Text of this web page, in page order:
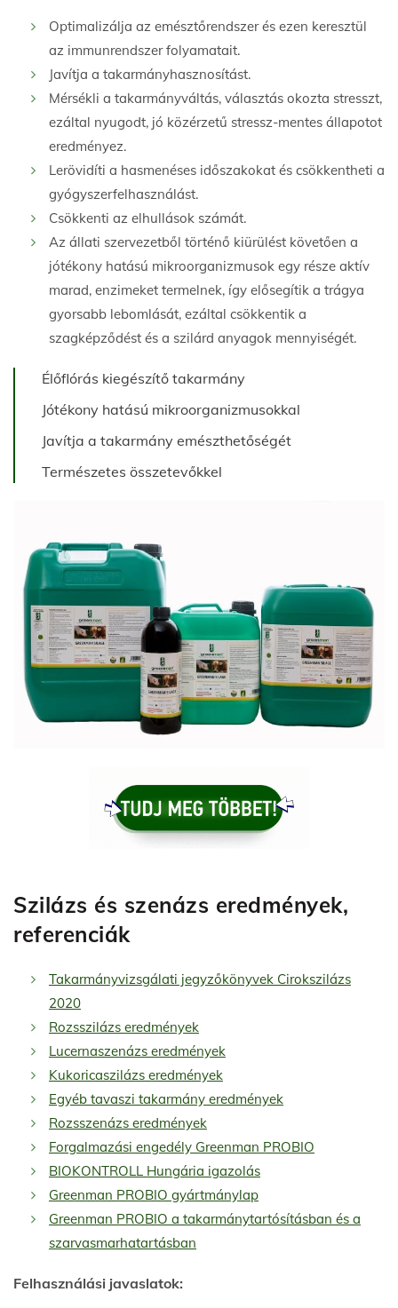
Optimalizálja az emésztőrendszer és ezen keresztül
az immunrendszer folyamatait.
Javítja a takarmányhasznosítást.
Mérsékli a takarmányváltás, választás okozta stresszt,
ezáltal nyugodt, jó közérzetű stressz-mentes állapotot
eredményez.
Lerövidíti a hasmenéses időszakokat és csökkentheti a
gyógyszerfelhasználást.
Csökkenti az elhullások számát.
Az állati szervezetből történő kiürülést követően a
jótékony hatású mikroorganizmusok egy része aktív
marad, enzimeket termelnek, így elősegítik a trágya
gyorsabb lebomlását, ezáltal csökkentik a
szagképződést és a szilárd anyagok mennyiségét.
Élőflórás kiegészítő takarmány
Jótékony hatású mikroorganizmusokkal
Javítja a takarmány emészthetőségét
Természetes összetevőkkel
Szilázs és szenázs eredmények,
referenciák
Takarmányvizsgálati jegyzőkönyvek Cirokszilázs
2020
Rozsszilázs eredmények
Lucernaszenázs eredmények
Kukoricaszilázs eredmények
Egyéb tavaszi takarmány eredmények
Rozsszenázs eredmények
Forgalmazási engedély Greenman PROBIO
BIOKONTROLL Hungária igazolás
Greenman PROBIO gyártmánylap
Greenman PROBIO a takarmánytartósításban és a
szarvasmarhatartásban
Felhasználási javaslatok: